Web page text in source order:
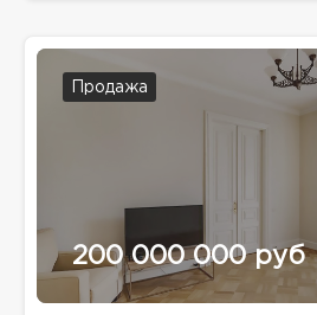
Продажа
200 000 000 руб